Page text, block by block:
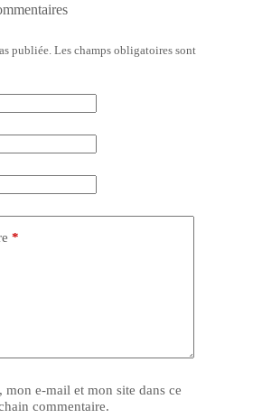
publiée. Les champs obligatoires sont
*
mon e-mail et mon site dans ce
commentaire.